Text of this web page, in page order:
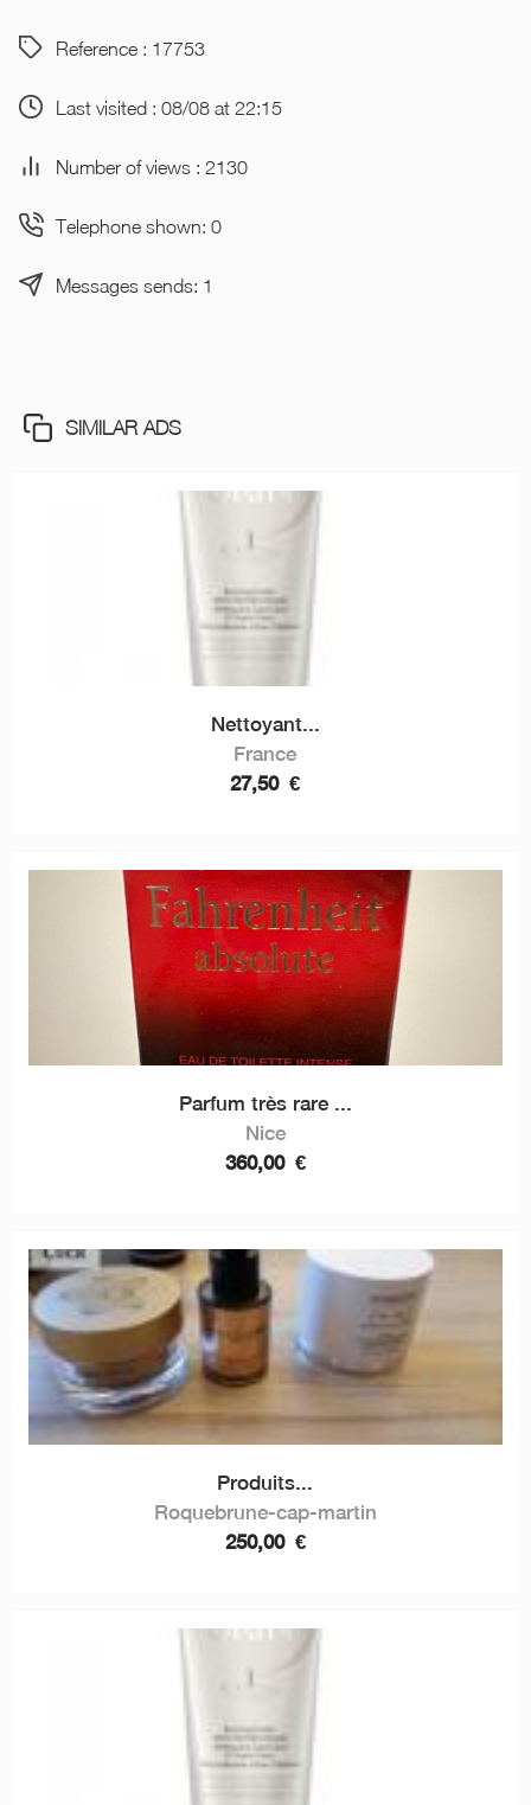
Reference : 17753
Last visited : 08/08 at 22:15
Number of views : 2130
Telephone shown: 0
Messages sends: 1
SIMILAR ADS
Nettoyant...
France
27,50 €
Parfum très rare ...
Nice
360,00 €
Produits...
Roquebrune-cap-martin
250,00 €